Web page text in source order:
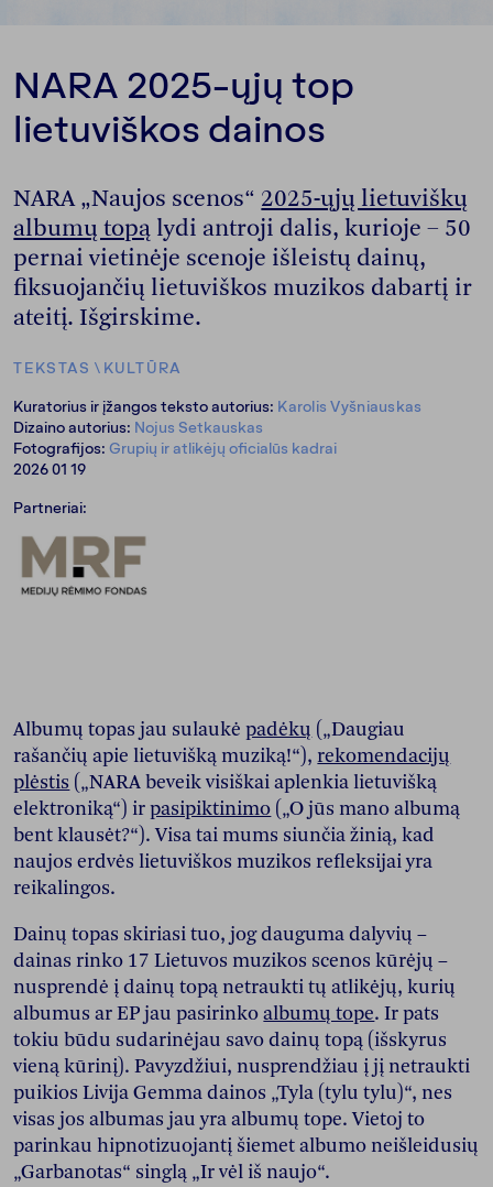
TEKSTAS \ KULTŪRA
Kuratorius ir įžangos teksto autorius: Karolis Vyšniauskas
Dizaino autorius: Nojus Setkauskas
Fotografijos: Grupių ir atlikėjų oficialūs kadrai
2026 01 19
Partneriai:
NARA 2025-ųjų top
lietuviškos dainos
NARA „Naujos scenos“ 2025-ųjų lietuviškų
albumų topą lydi antroji dalis, kurioje – 50
pernai vietinėje scenoje išleistų dainų,
fiksuojančių lietuviškos muzikos dabartį ir
ateitį. Išgirskime.
Albumų topas jau sulaukėpadėkų („Daugiau
rašančių apie lietuvišką muziką!“),rekomendacijų
plėstis („NARA beveik visiškai aplenkia lietuvišką
elektroniką“) irpasipiktinimo („O jūs mano albumą
bent klausėt?“). Visa tai mums siunčia žinią, kad
naujos erdvės lietuviškos muzikos refleksijai yra
reikalingos.
Dainų topas skiriasi tuo, jog dauguma dalyvių –
dainas rinko 17 Lietuvos muzikos scenos kūrėjų –
nusprendė į dainų topą netraukti tų atlikėjų, kurių
albumus ar EP jau pasirinkoalbumų tope. Ir pats
tokiu būdu sudarinėjau savo dainų topą (išskyrus
vieną kūrinį). Pavyzdžiui, nusprendžiau į jį netraukti
puikios Livija Gemma dainos „Tyla (tylu tylu)“, nes
visas jos albumas jau yra albumų tope. Vietoj to
parinkau hipnotizuojantį šiemet albumo neišleidusių
„Garbanotas“ singlą „Ir vėl iš naujo“.